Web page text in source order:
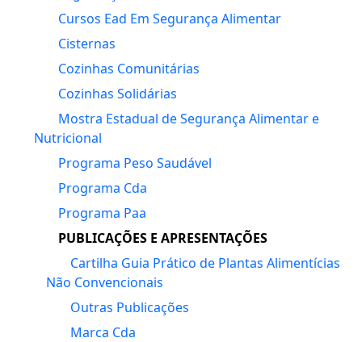
Cursos Ead Em Segurança Alimentar
Cisternas
Cozinhas Comunitárias
Cozinhas Solidárias
Mostra Estadual de Segurança Alimentar e
Nutricional
Programa Peso Saudável
Programa Cda
Programa Paa
PUBLICAÇÕES E APRESENTAÇÕES
Cartilha Guia Prático de Plantas Alimentícias
Não Convencionais
Outras Publicações
Marca Cda